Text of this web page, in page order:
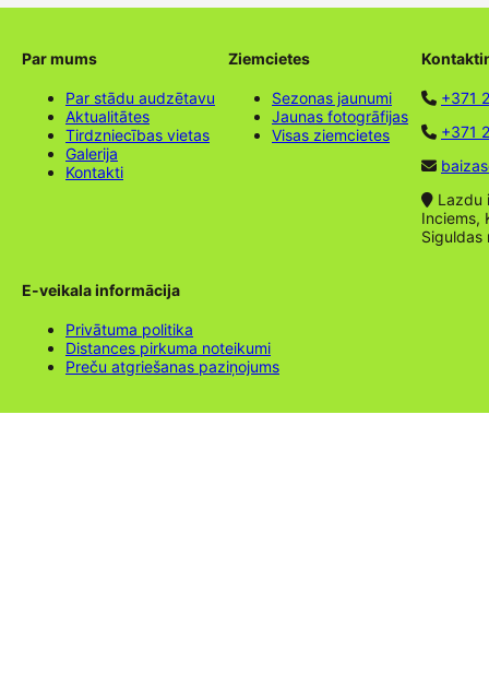
Par mums
Par stādu audzētavu
Aktualitātes
Tirdzniecības vietas
Galerija
Kontakti
Ziemcietes
Sezonas jaunumi
Jaunas fotogrāfijas
Visas ziemcietes
+371
+371
Lazdu
Inciems,
Siguldas
E-veikala informācija
Privātuma politika
Distances pirkuma noteikumi
Preču atgriešanas paziņojums